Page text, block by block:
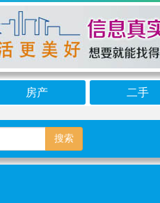
房产 二手
搜索